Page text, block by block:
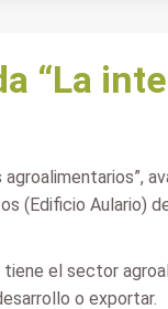
“La
(Edificio Aulario)
el sector
o exportar.